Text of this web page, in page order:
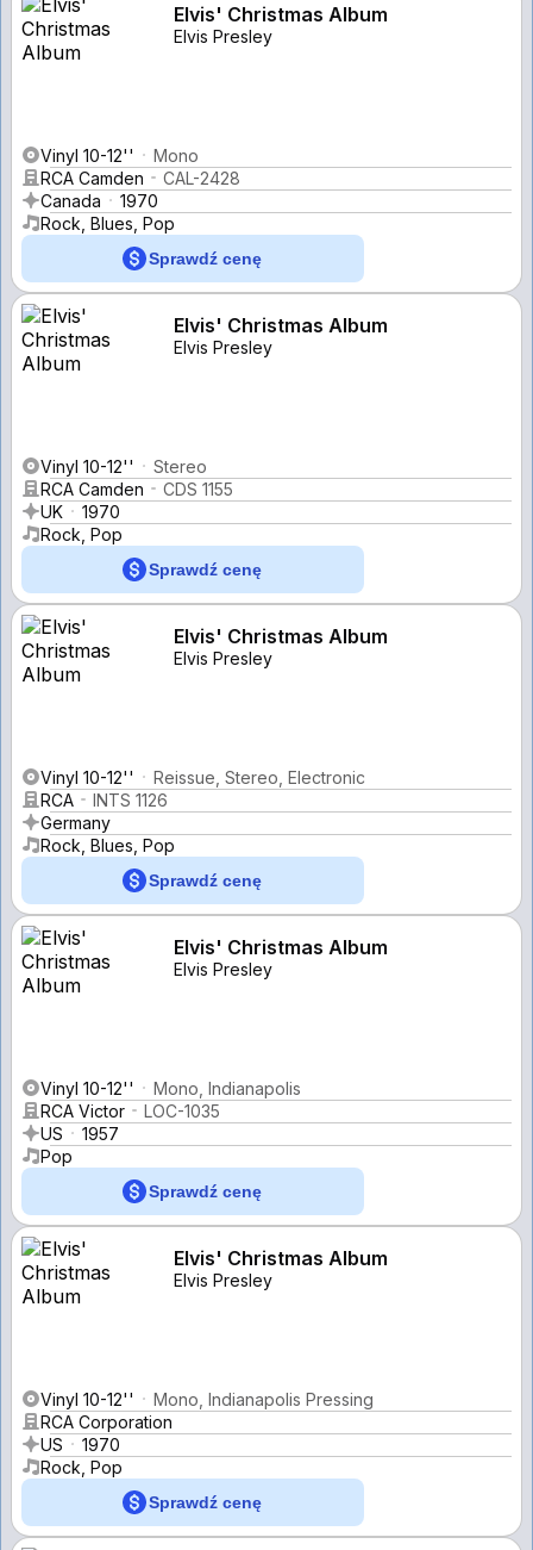
Elvis' Christmas Album
Elvis Presley
Vinyl 10-12''
Mono
RCA Camden
CAL-2428
Canada
1970
Rock, Blues, Pop
Sprawdź cenę
Elvis' Christmas Album
Elvis Presley
Vinyl 10-12''
Stereo
RCA Camden
CDS 1155
UK
1970
Rock, Pop
Sprawdź cenę
Elvis' Christmas Album
Elvis Presley
Vinyl 10-12''
Reissue, Stereo, Electronic
RCA
INTS 1126
Germany
Rock, Blues, Pop
Sprawdź cenę
Elvis' Christmas Album
Elvis Presley
Vinyl 10-12''
Mono, Indianapolis
RCA Victor
LOC-1035
US
1957
Pop
Sprawdź cenę
Elvis' Christmas Album
Elvis Presley
Vinyl 10-12''
Mono, Indianapolis Pressing
RCA Corporation
US
1970
Rock, Pop
Sprawdź cenę